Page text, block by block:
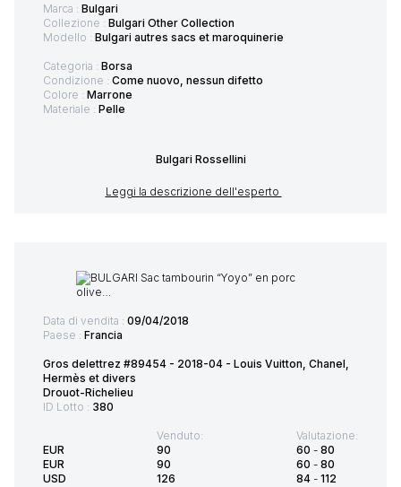
Marca : Bulgari
Collezione : Bulgari Other Collection
Modello : Bulgari autres sacs et maroquinerie
Categoria : Borsa
Condizione : Come nuovo, nessun difetto
Colore : Marrone
Materiale : Pelle
Bulgari Rossellini
Leggi la descrizione dell'esperto
Data di vendita : 09/04/2018
Paese : Francia
Gros delettrez #89454 - 2018-04 - Louis Vuitton, Chanel,
Hermès et divers
Drouot-Richelieu
ID Lotto : 380
EUR
EUR
USD
Venduto:
90
90
126
Valutazione:
60 - 80
60 - 80
84 - 112